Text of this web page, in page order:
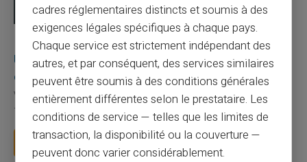
03/08/2026 Veritas Carte prépayée
Une carte bancaire gratuite sans compte, ça
existe ?
Vous avez tapé cette recherche parce que votre banque vous
facture 50 € par an pour une carte que vo...
Lire la suite
cadres réglementaires distincts et soumis à des
exigences légales spécifiques à chaque pays.
Chaque service est strictement indépendant des
autres, et par conséquent, des services similaires
peuvent être soumis à des conditions générales
entièrement différentes selon le prestataire. Les
conditions de service — telles que les limites de
transaction, la disponibilité ou la couverture —
peuvent donc varier considérablement.